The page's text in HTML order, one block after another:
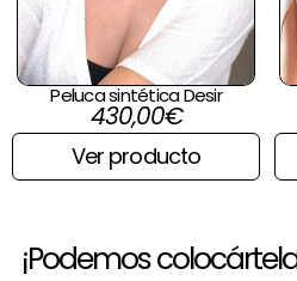
Peluca sintética Desir
430,00€
Ver producto
¡Podemos